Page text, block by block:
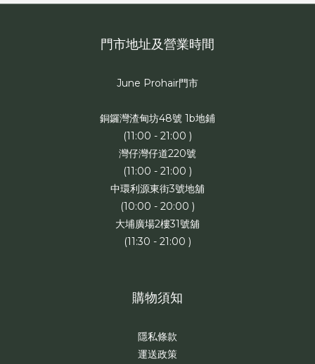
門市地址及營業時間
June Prohair門市
銅鑼灣渣甸坊48號 1b地鋪
(11:00 - 21:00 )
灣仔灣仔道220號
(11:00 - 21:00 )
中環利源東街3號地舖
(10:00 - 20:00 )
大埔廣場2樓31號舖
(11:30 - 21:00 )
購物須知
隱私條款
運送政策